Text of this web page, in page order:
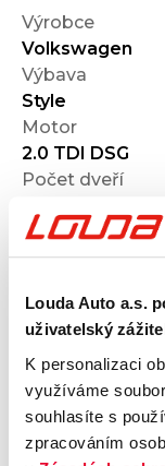
Louda Auto a.s.
uživatelský
K personalizaci
využíváme
souhlasíte s
zpracováním
Výrobce
Volkswagen
Výbava
Style
Motor
2.0 TDI DSG
Počet dveří
Velikost disků
Ihned k odběru
Výbava
Vnější vzhled a